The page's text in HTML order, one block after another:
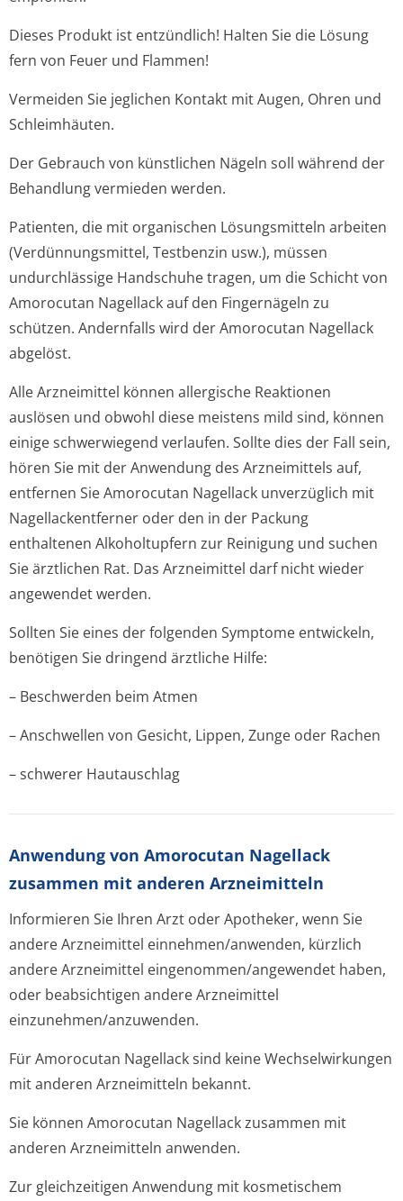
Dieses Produkt ist entzündlich! Halten Sie die Lösung
fern von Feuer und Flammen!
Vermeiden Sie jeglichen Kontakt mit Augen, Ohren und
Schleimhäuten.
Der Gebrauch von künstlichen Nägeln soll während der
Behandlung vermieden werden.
Patienten, die mit organischen Lösungsmitteln arbeiten
(Verdünnungsmittel, Testbenzin usw.), müssen
undurchlässige Handschuhe tragen, um die Schicht von
Amorocutan Nagellack auf den Fingernägeln zu
schützen. Andernfalls wird der Amorocutan Nagellack
abgelöst.
Alle Arzneimittel können allergische Reaktionen
auslösen und obwohl diese meistens mild sind, können
einige schwerwiegend verlaufen. Sollte dies der Fall sein,
hören Sie mit der Anwendung des Arzneimittels auf,
entfernen Sie Amorocutan Nagellack unverzüglich mit
Nagellackentferner oder den in der Packung
enthaltenen Alkoholtupfern zur Reinigung und suchen
Sie ärztlichen Rat. Das Arzneimittel darf nicht wieder
angewendet werden.
Sollten Sie eines der folgenden Symptome entwickeln,
benötigen Sie dringend ärztliche Hilfe:
– Beschwerden beim Atmen
– Anschwellen von Gesicht, Lippen, Zunge oder Rachen
– schwerer Hautauschlag
Anwendung von Amorocutan Nagellack
zusammen mit anderen Arzneimitteln
Informieren Sie Ihren Arzt oder Apotheker, wenn Sie
andere Arzneimittel einnehmen/anwenden, kürzlich
andere Arzneimittel eingenommen/an­gewendet haben,
oder beabsichtigen andere Arzneimittel
einzunehmen/an­zuwenden.
Für Amorocutan Nagellack sind keine Wechselwirkungen
mit anderen Arzneimitteln bekannt.
Sie können Amorocutan Nagellack zusammen mit
anderen Arzneimitteln anwenden.
Zur gleichzeitigen Anwendung mit kosmetischem